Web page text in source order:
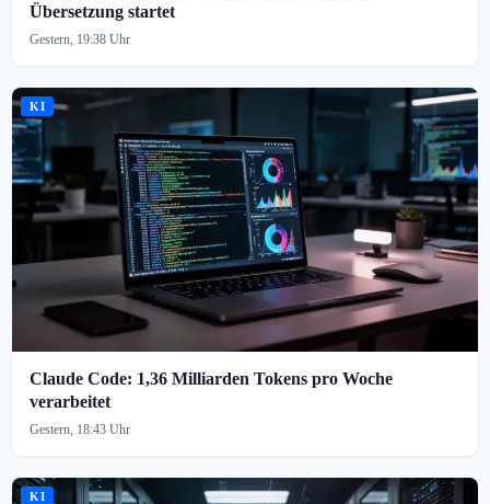
Übersetzung startet
Gestern, 19:38 Uhr
KI
Claude Code: 1,36 Milliarden Tokens pro Woche
verarbeitet
Gestern, 18:43 Uhr
KI